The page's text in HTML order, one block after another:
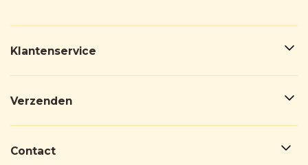
Klantenservice
Verzenden
Contact